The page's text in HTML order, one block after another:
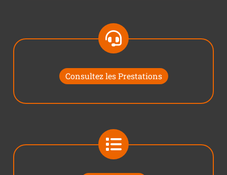
Consultez les Prestations